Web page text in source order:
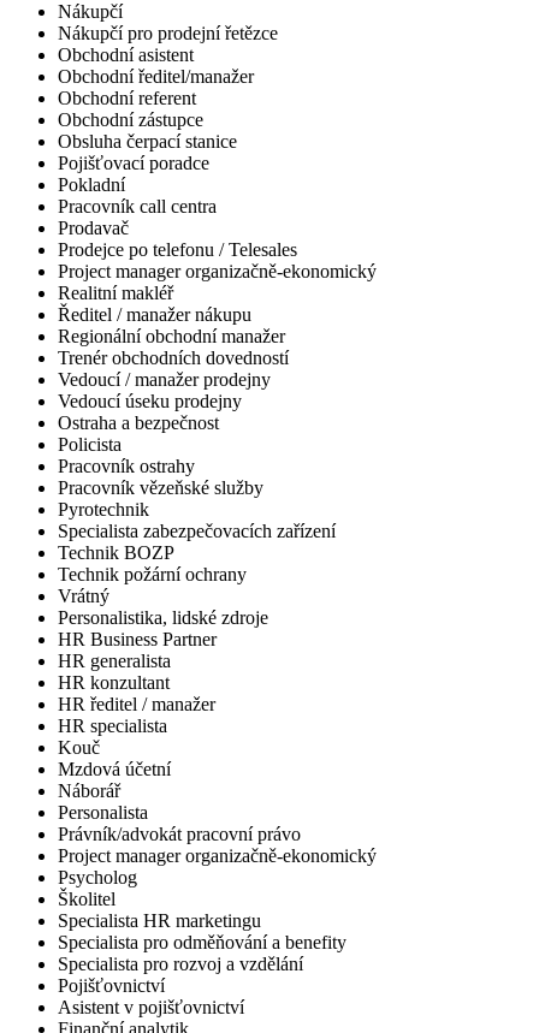
Nákupčí
Nákupčí pro prodejní řetězce
Obchodní asistent
Obchodní ředitel/manažer
Obchodní referent
Obchodní zástupce
Obsluha čerpací stanice
Pojišťovací poradce
Pokladní
Pracovník call centra
Prodavač
Prodejce po telefonu / Telesales
Project manager organizačně-ekonomický
Realitní makléř
Ředitel / manažer nákupu
Regionální obchodní manažer
Trenér obchodních dovedností
Vedoucí / manažer prodejny
Vedoucí úseku prodejny
Ostraha a bezpečnost
Policista
Pracovník ostrahy
Pracovník vězeňské služby
Pyrotechnik
Specialista zabezpečovacích zařízení
Technik BOZP
Technik požární ochrany
Vrátný
Personalistika, lidské zdroje
HR Business Partner
HR generalista
HR konzultant
HR ředitel / manažer
HR specialista
Kouč
Mzdová účetní
Náborář
Personalista
Právník/advokát pracovní právo
Project manager organizačně-ekonomický
Psycholog
Školitel
Specialista HR marketingu
Specialista pro odměňování a benefity
Specialista pro rozvoj a vzdělání
Pojišťovnictví
Asistent v pojišťovnictví